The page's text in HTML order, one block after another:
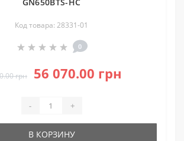
Код товара: 28331-01
0
грн 56 070.00 грн
- +
В КОРЗИНУ